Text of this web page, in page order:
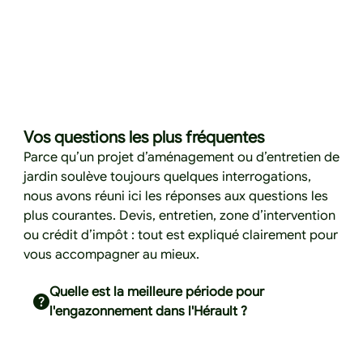
Vos questions les plus fréquentes
Parce qu’un projet d’aménagement ou d’entretien de
jardin soulève toujours quelques interrogations,
nous avons réuni ici les réponses aux questions les
plus courantes. Devis, entretien, zone d’intervention
ou crédit d’impôt : tout est expliqué clairement pour
vous accompagner au mieux.
Quelle est la meilleure période pour
l'engazonnement dans l'Hérault ?